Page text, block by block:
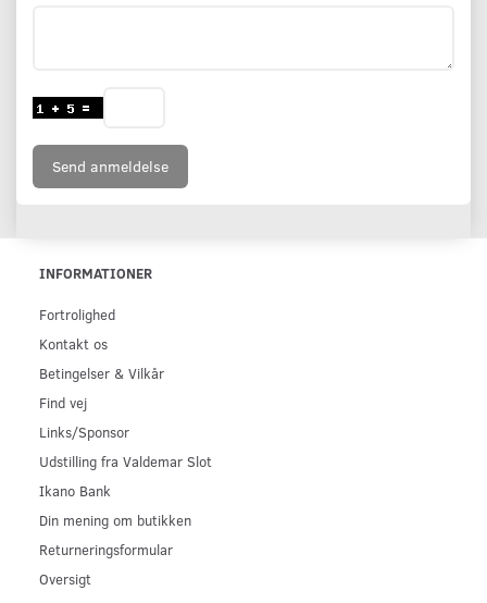
Send anmeldelse
INFORMATIONER
Fortrolighed
Kontakt os
Betingelser & Vilkår
Find vej
Links/Sponsor
Udstilling fra Valdemar Slot
Ikano Bank
Din mening om butikken
Returneringsformular
Oversigt